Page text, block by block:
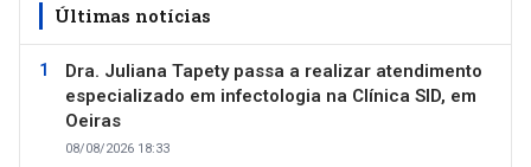
Últimas notícias
Dra. Juliana Tapety passa a realizar atendimento
especializado em infectologia na Clínica SID, em
Oeiras
08/08/2026 18:33